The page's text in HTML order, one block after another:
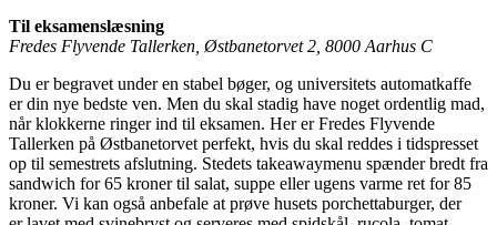
Til eksamenslæsning
Fredes Flyvende Tallerken, Østbanetorvet 2, 8000 Aarhus C
Du er begravet under en stabel bøger, og universitets automatkaffe
er din nye bedste ven. Men du skal stadig have noget ordentlig mad,
når klokkerne ringer ind til eksamen. Her er Fredes Flyvende
Tallerken på Østbanetorvet perfekt, hvis du skal reddes i tidspresset
op til semestrets afslutning. Stedets takeawaymenu spænder bredt fra
sandwich for 65 kroner til salat, suppe eller ugens varme ret for 85
kroner. Vi kan også anbefale at prøve husets porchettaburger, der